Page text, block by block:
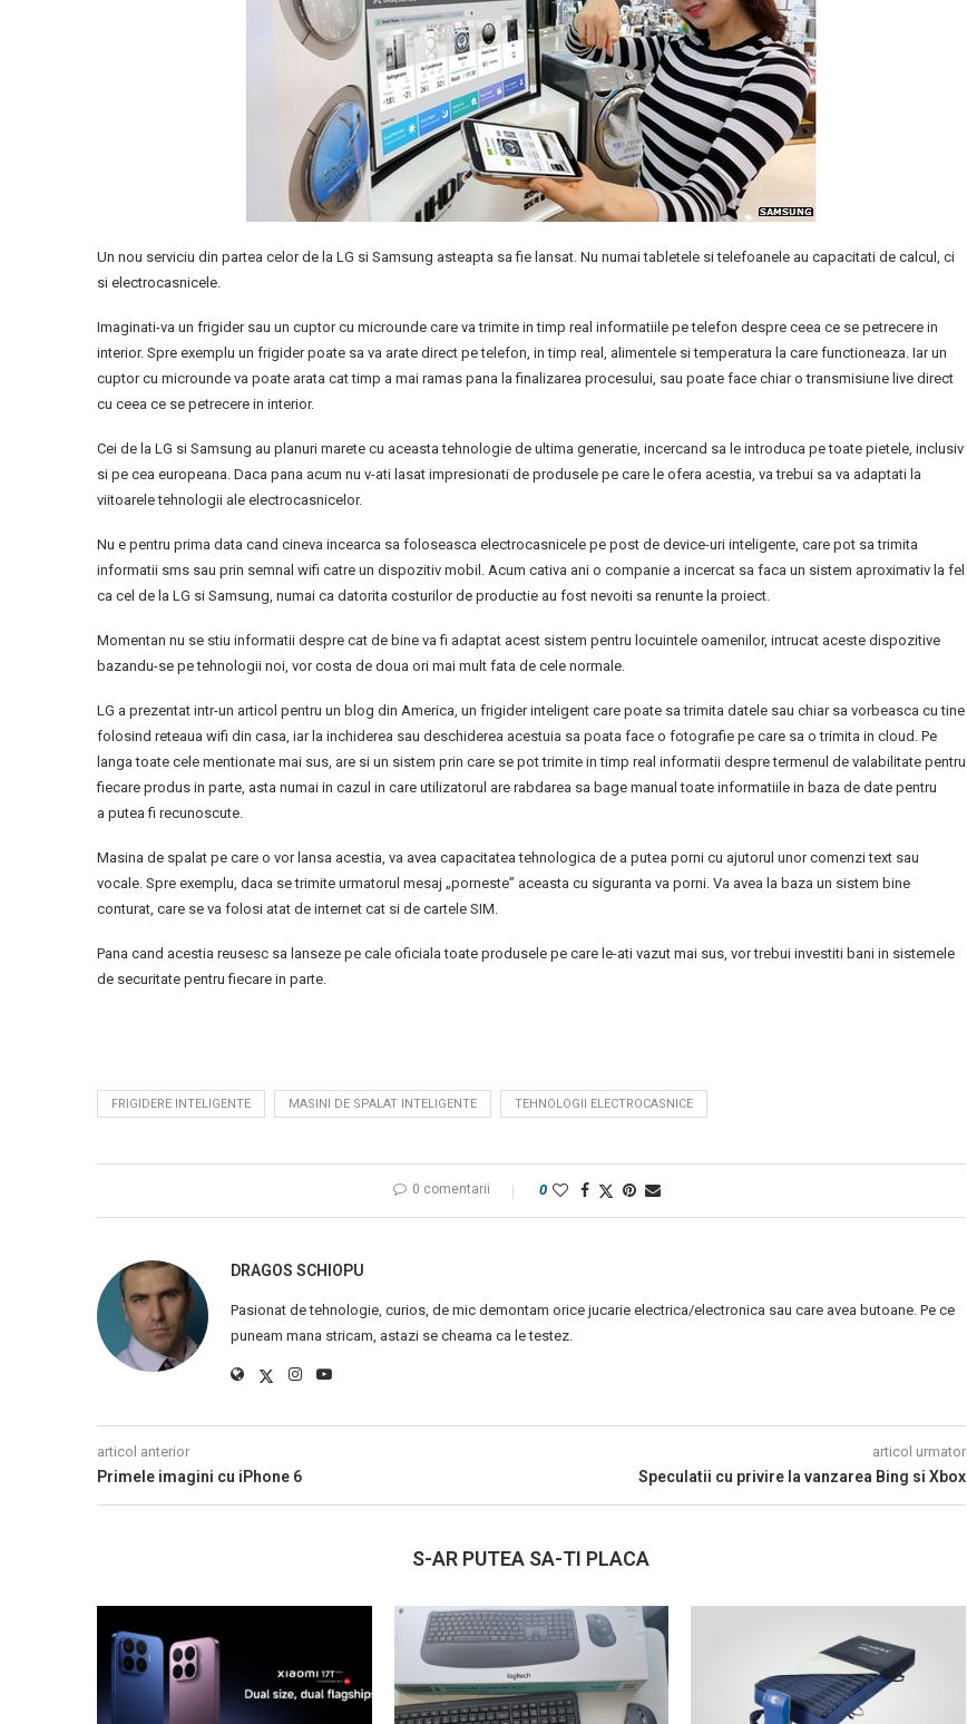
Un nou serviciu din partea celor de la LG si Samsung asteapta sa fie lansat. Nu numai tabletele si telefoanele au capacitati de calcul, ci
si electrocasnicele.
Imaginati-va un frigider sau un cuptor cu microunde care va trimite in timp real informatiile pe telefon despre ceea ce se petrecere in
interior. Spre exemplu un frigider poate sa va arate direct pe telefon, in timp real, alimentele si temperatura la care functioneaza. Iar un
cuptor cu microunde va poate arata cat timp a mai ramas pana la finalizarea procesului, sau poate face chiar o transmisiune live direct
cu ceea ce se petrecere in interior.
Cei de la LG si Samsung au planuri marete cu aceasta tehnologie de ultima generatie, incercand sa le introduca pe toate pietele, inclusiv
si pe cea europeana. Daca pana acum nu v-ati lasat impresionati de produsele pe care le ofera acestia, va trebui sa va adaptati la
viitoarele tehnologii ale electrocasnicelor.
Nu e pentru prima data cand cineva incearca sa foloseasca electrocasnicele pe post de device-uri inteligente, care pot sa trimita
informatii sms sau prin semnal wifi catre un dispozitiv mobil. Acum cativa ani o companie a incercat sa faca un sistem aproximativ la fel
ca cel de la LG si Samsung, numai ca datorita costurilor de productie au fost nevoiti sa renunte la proiect.
Momentan nu se stiu informatii despre cat de bine va fi adaptat acest sistem pentru locuintele oamenilor, intrucat aceste dispozitive
bazandu-se pe tehnologii noi, vor costa de doua ori mai mult fata de cele normale.
LG a prezentat intr-un articol pentru un blog din America, un frigider inteligent care poate sa trimita datele sau chiar sa vorbeasca cu tine
folosind reteaua wifi din casa, iar la inchiderea sau deschiderea acestuia sa poata face o fotografie pe care sa o trimita in cloud. Pe
langa toate cele mentionate mai sus, are si un sistem prin care se pot trimite in timp real informatii despre termenul de valabilitate pentru
fiecare produs in parte, asta numai in cazul in care utilizatorul are rabdarea sa bage manual toate informatiile in baza de date pentru
a putea fi recunoscute.
Masina de spalat pe care o vor lansa acestia, va avea capacitatea tehnologica de a putea porni cu ajutorul unor comenzi text sau
vocale. Spre exemplu, daca se trimite urmatorul mesaj „porneste” aceasta cu siguranta va porni. Va avea la baza un sistem bine
conturat, care se va folosi atat de internet cat si de cartele SIM.
Pana cand acestia reusesc sa lanseze pe cale oficiala toate produsele pe care le-ati vazut mai sus, vor trebui investiti bani in sistemele
de securitate pentru fiecare in parte.
FRIGIDERE INTELIGENTE MASINI DE SPALAT INTELIGENTE TEHNOLOGII ELECTROCASNICE
0 comentarii 0
DRAGOS SCHIOPU
Pasionat de tehnologie, curios, de mic demontam orice jucarie electrica/electronica sau care avea butoane. Pe ce
puneam mana stricam, astazi se cheama ca le testez.
articol anterior
Primele imagini cu iPhone 6
articol urmator
Speculatii cu privire la vanzarea Bing si Xbox
S-AR PUTEA SA-TI PLACA